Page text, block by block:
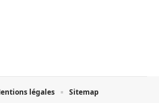
légales Sitemap